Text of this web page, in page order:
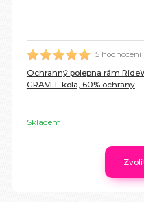
5 hodnocení
Ochranný polepna rám
GRAVEL kola, 60% ochrany
Skladem